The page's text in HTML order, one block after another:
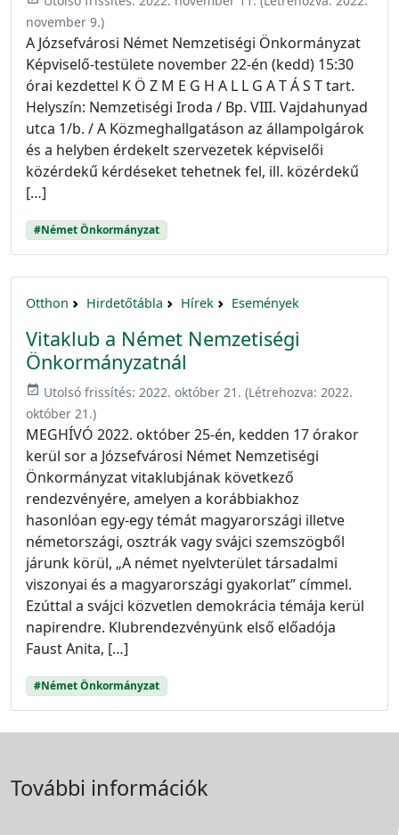
november 9.)
A Józsefvárosi Német Nemzetiségi Önkormányzat
Képviselő-testülete november 22-én (kedd) 15:30
órai kezdettel K Ö Z M E G H A L L G A T Á S T tart.
Helyszín: Nemzetiségi Iroda / Bp. VIII. Vajdahunyad
utca 1/b. / A Közmeghallgatáson az állampolgárok
és a helyben érdekelt szervezetek képviselői
közérdekű kérdéseket tehetnek fel, ill. közérdekű
[…]
#Német Önkormányzat
Otthon Hirdetőtábla Hírek Események
Vitaklub a Német Nemzetiségi
Önkormányzatnál
event_available Utolsó frissítés: 2022. október 21. (Létrehozva: 2022.
október 21.)
MEGHÍVÓ 2022. október 25-én, kedden 17 órakor
kerül sor a Józsefvárosi Német Nemzetiségi
Önkormányzat vitaklubjának következő
rendezvényére, amelyen a korábbiakhoz
hasonlóan egy-egy témát magyarországi illetve
németországi, osztrák vagy svájci szemszögből
járunk körül, „A német nyelvterület társadalmi
viszonyai és a magyarországi gyakorlat” címmel.
Ezúttal a svájci közvetlen demokrácia témája kerül
napirendre. Klubrendezvényünk első előadója
Faust Anita, […]
#Német Önkormányzat
További információk